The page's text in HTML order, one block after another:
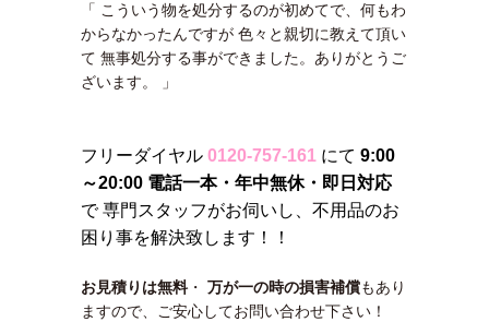
「 こういう物を処分するのが初めてで、何もわ
からなかったんですが 色々と親切に教えて頂い
て 無事処分する事ができました。ありがとうご
ざいます。 」
フリーダイヤル 0120-757-161 にて 9:00
～20:00 電話一本・年中無休・即日対応
で 専門スタッフがお伺いし、不用品のお
困り事を解決致します！！
お見積りは無料・ 万が一の時の損害補償もあり
ますので、ご安心してお問い合わせ下さい！